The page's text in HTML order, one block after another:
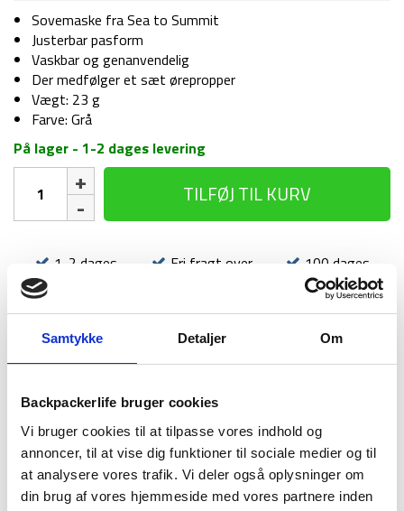
Samtykke Detaljer Om
Backpackerlife bruger cookies
Vi bruger cookies til at tilpasse vores indhold og
annoncer, til at vise dig funktioner til sociale medier og til
at analysere vores trafik. Vi deler også oplysninger om
din brug af vores hjemmeside med vores partnere inden
Sovemaske fra Sea to Summit
Justerbar pasform
Vaskbar og genanvendelig
Der medfølger et sæt ørepropper
Vægt: 23 g
Farve: Grå
På lager - 1-2 dages levering
Sovemaske
Sea
Summit
Ultra-
Sil
Eye
Shade
antal
TILFØJ TIL KURV
1-2 dages
Fri fragt over
100 dages
returret
BESKRIVELSE
Denne lækre sovemaske fra Sea to Summit er perfekt, når du
skal have en lur i dagstimerne eller du skal rejse med fly. Den
er lavet med justerbar pasform for at sikre, at du får den